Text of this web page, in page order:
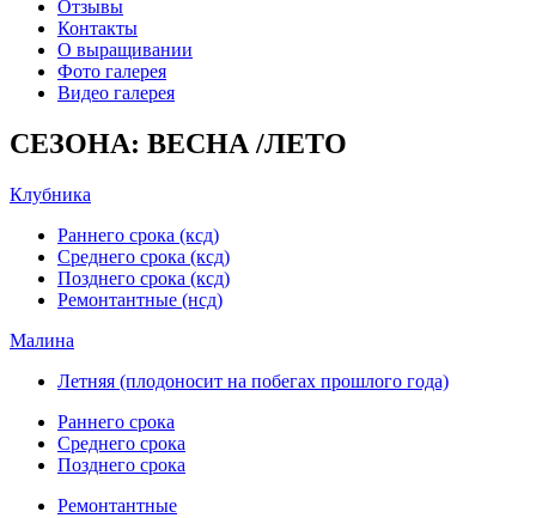
Отзывы
Контакты
О выращивании
Фото галерея
Видео галерея
СЕЗОНА: ВЕСНА /ЛЕТО
Клубника
Раннего срока (ксд)
Среднего срока (ксд)
Позднего срока (ксд)
Ремонтантные (нсд)
Малина
Летняя (плодоносит на побегах прошлого года)
Раннего срока
Среднего срока
Позднего срока
Ремонтантные